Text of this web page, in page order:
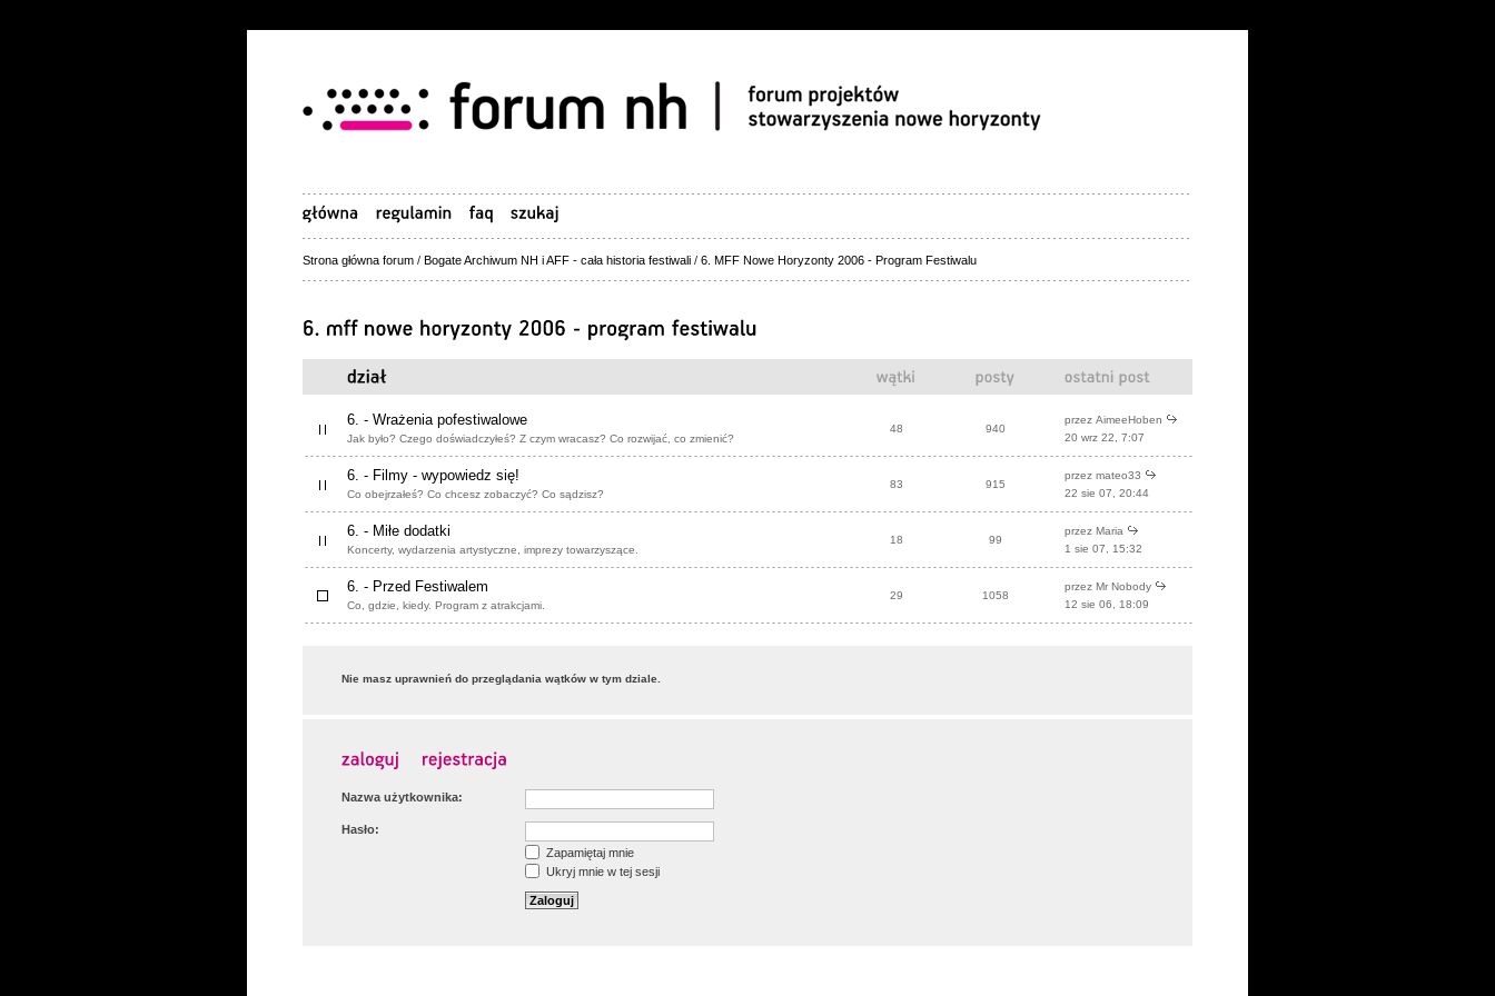
Strona główna forum / Bogate Archiwum NH i AFF - cała historia festiwali / 6. MFF Nowe Horyzonty 2006 - Program Festiwalu
6. - Wrażenia pofestiwalowe
Jak było? Czego doświadczyłeś? Z czym wracasz? Co rozwijać, co zmienić?
48 940
przez AimeeHoben
20 wrz 22, 7:07
6. - Filmy - wypowiedz się!
Co obejrzałeś? Co chcesz zobaczyć? Co sądzisz?
83 915
przez mateo33
22 sie 07, 20:44
6. - Miłe dodatki
Koncerty, wydarzenia artystyczne, imprezy towarzyszące.
18 99
przez Maria
1 sie 07, 15:32
6. - Przed Festiwalem
Co, gdzie, kiedy. Program z atrakcjami.
29 1058
przez Mr Nobody
12 sie 06, 18:09
Nie masz uprawnień do przeglądania wątków w tym dziale.
Nazwa użytkownika:
Hasło:
Zapamiętaj mnie
Ukryj mnie w tej sesji